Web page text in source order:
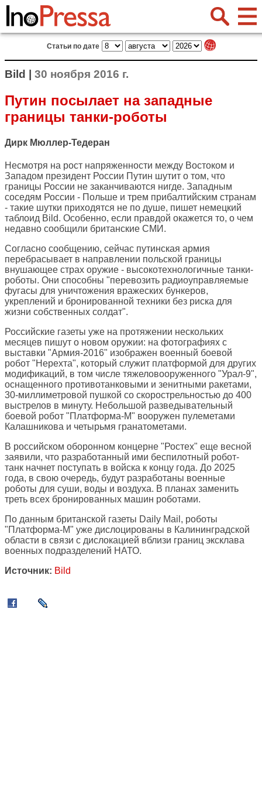
Статьи по дате
Bild | 30 ноября 2016 г.
Путин посылает на западные
границы танки-роботы
Дирк Мюллер-Тедеран
Несмотря на рост напряженности между Востоком и
Западом президент России Путин шутит о том, что
границы России не заканчиваются нигде. Западным
соседям России - Польше и трем прибалтийским странам
- такие шутки приходятся не по душе, пишет немецкий
таблоид Bild. Особенно, если правдой окажется то, о чем
недавно сообщили британские СМИ.
Согласно сообщению, сейчас путинская армия
перебрасывает в направлении польской границы
внушающее страх оружие - высокотехнологичные танки-
роботы. Они способны "перевозить радиоуправляемые
фугасы для уничтожения вражеских бункеров,
укреплений и бронированной техники без риска для
жизни собственных солдат".
Российские газеты уже на протяжении нескольких
месяцев пишут о новом оружии: на фотографиях с
выставки "Армия-2016" изображен военный боевой
робот "Нерехта", который служит платформой для других
модификаций, в том числе тяжеловооруженного "Урал-9",
оснащенного противотанковыми и зенитными ракетами,
30-миллиметровой пушкой со скорострельностью до 400
выстрелов в минуту. Небольшой разведывательный
боевой робот "Платформа-М" вооружен пулеметами
Калашникова и четырьмя гранатометами.
В российском оборонном концерне "Ростех" еще весной
заявили, что разработанный ими беспилотный робот-
танк начнет поступать в войска к концу года. До 2025
года, в свою очередь, будут разработаны военные
роботы для суши, воды и воздуха. В планах заменить
треть всех бронированных машин роботами.
По данным британской газеты Daily Mail, роботы
"Платформа-М" уже дислоцированы в Калининградской
области в связи с дислокацией вблизи границ эксклава
военных подразделений НАТО.
Источник: Bild